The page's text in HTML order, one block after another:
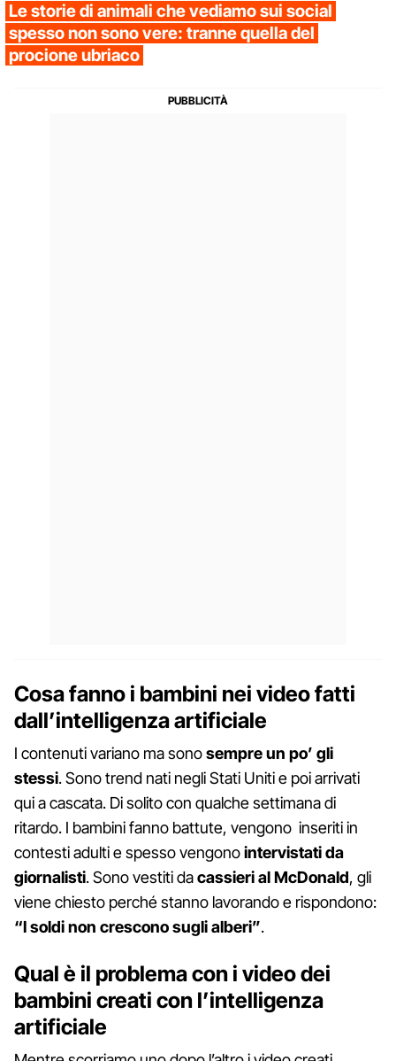
Le storie di animali che vediamo sui social
spesso non sono vere: tranne quella del
procione ubriaco
Cosa fanno i bambini nei video fatti
dall’intelligenza artificiale
I contenuti variano ma sonosempre un po’ gli
stessi. Sono trend nati negli Stati Uniti e poi arrivati
qui a cascata. Di solito con qualche settimana di
ritardo. I bambini fanno battute, vengono inseriti in
contesti adulti e spesso vengonointervistati da
giornalisti. Sono vestiti dacassieri al McDonald, gli
viene chiesto perché stanno lavorando e rispondono:
“I soldi non crescono sugli alberi”.
Qual è il problema con i video dei
bambini creati con l’intelligenza
artificiale